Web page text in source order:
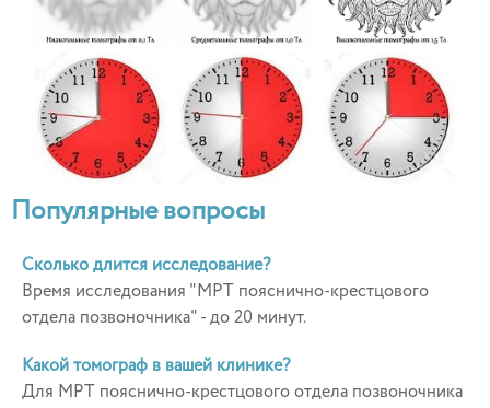
Популярные вопросы
Сколько длится исследование?
Время исследования "МРТ пояснично-крестцового
отдела позвоночника" - до 20 минут.
Какой томограф в вашей клинике?
Для МРТ пояснично-крестцового отдела позвоночника